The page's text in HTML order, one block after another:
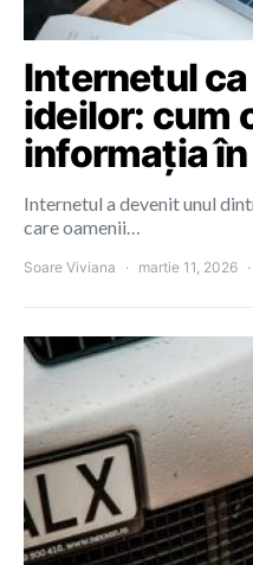
Internetul
ideilor: cum
informația
Internetul a devenit unul
care oamenii…
Soare Viviana martie 11, 2026